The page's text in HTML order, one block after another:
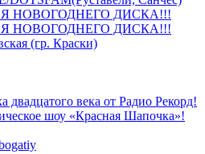
НОВОГОДНЕГО ДИСКА!!!
НОВОГОДНЕГО ДИСКА!!!
(гр. Краски)
двадцатого века от Радио Рекорд!
шоу «Красная Шапочка»!